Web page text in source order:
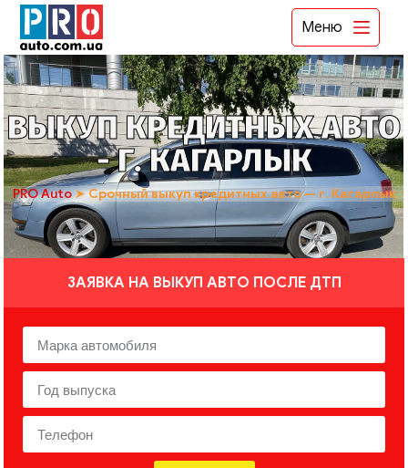
Меню
ВЫКУП КРЕДИТНЫХ АВТО
- Г. КАГАРЛЫК
PRO Auto➤Срочный выкуп кредитных авто — г. Кагарлык
ЗАЯВКА НА ВЫКУП АВТО ПОСЛЕ ДТП